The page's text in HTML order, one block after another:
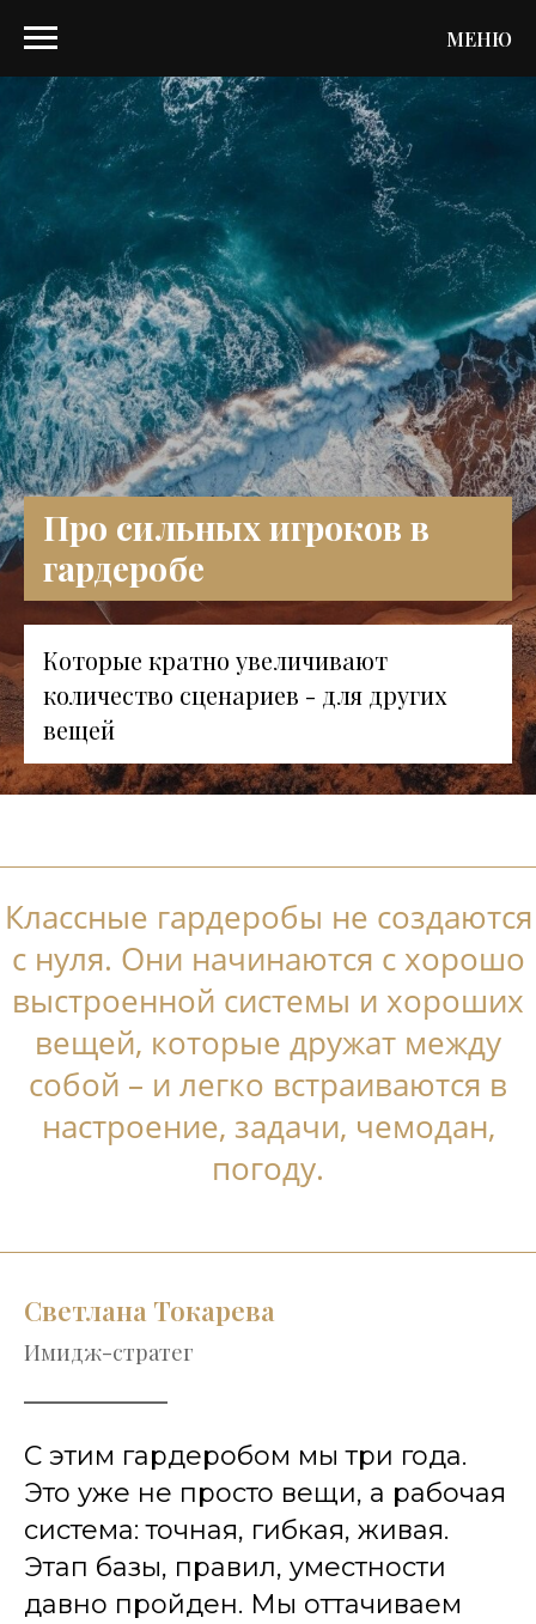
МЕНЮ
Про сильных игроков в
гардеробе
Которые кратно увеличивают
количество сценариев - для других
вещей
Классные гардеробы не создаются
с нуля. Они начинаются с хорошо
выстроенной системы и хороших
вещей, которые дружат между
собой – и легко встраиваются в
настроение, задачи, чемодан,
погоду.
Светлана Токарева
Имидж-стратег
С этим гардеробом мы три года.
Это уже не просто вещи, а рабочая
система: точная, гибкая, живая.
Этап базы, правил, уместности
давно пройден. Мы оттачиваем